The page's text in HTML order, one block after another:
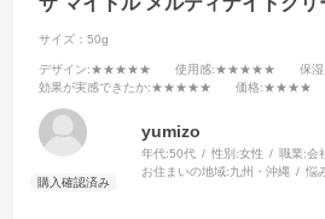
サイズ：50g
デザイン:★★★★★ 使用感:★★★★★ 保湿
効果が実感できたか:★★★★★ 価格:★★★★
yumizo
年代:50代 性別:女性 職業:会
お住まいの地域:九州・沖縄 悩